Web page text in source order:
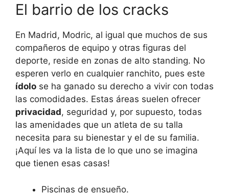
El barrio de los cracks
En Madrid, Modric, al igual que muchos de sus
compañeros de equipo y otras figuras del
deporte, reside en zonas de alto standing. No
esperen verlo en cualquier ranchito, pues este
ídolo se ha ganado su derecho a vivir con todas
las comodidades. Estas áreas suelen ofrecer
privacidad, seguridad y, por supuesto, todas
las amenidades que un atleta de su talla
necesita para su bienestar y el de su familia.
¡Aquí les va la lista de lo que uno se imagina
que tienen esas casas!
Piscinas de ensueño.